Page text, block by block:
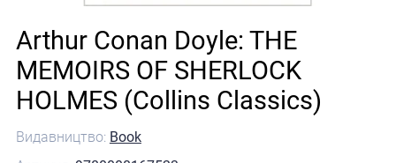
Видавництво: Book
Arthur Conan Doyle: THE
MEMOIRS OF SHERLOCK
HOLMES (Collins Classics)